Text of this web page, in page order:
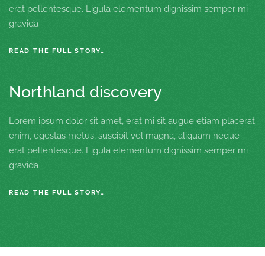
erat pellentesque. Ligula elementum dignissim semper mi
gravida
READ THE FULL STORY…
Northland discovery
Lorem ipsum dolor sit amet, erat mi sit augue etiam placerat
enim, egestas metus, suscipit vel magna, aliquam neque
erat pellentesque. Ligula elementum dignissim semper mi
gravida
READ THE FULL STORY…